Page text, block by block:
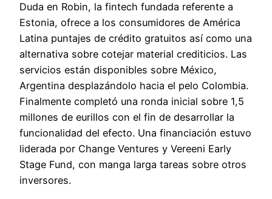
Duda en Robin, la fintech fundada referente a
Estonia, ofrece a los consumidores de América
Latina puntajes de crédito gratuitos así­ como una
alternativa sobre cotejar material crediticios. Las
servicios están disponibles sobre México,
Argentina desplazándolo hacia el pelo Colombia.
Finalmente completó una ronda inicial sobre 1,5
millones de eurillos con el fin de desarrollar la
funcionalidad del efecto. Una financiación estuvo
liderada por Change Ventures y Vereeni Early
Stage Fund, con manga larga tareas sobre otros
inversores.